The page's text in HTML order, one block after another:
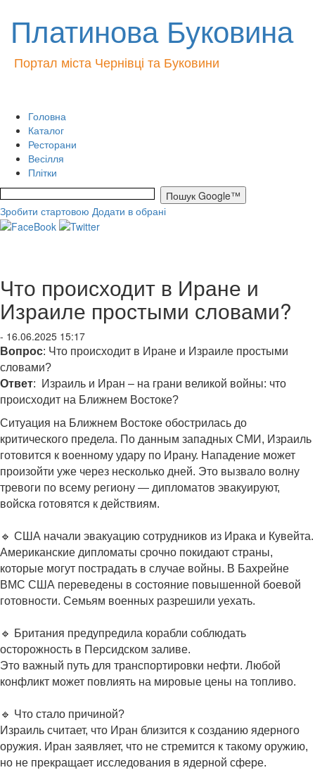
Платинова Буковина
Портал міста Чернівці та Буковини
Головна
Каталог
Ресторани
Весілля
Плітки
Зробити стартовою Додати в обрані
Что происходит в Иране и
Израиле простыми словами?
- 16.06.2025 15:17
Вопрос: Что происходит в Иране и Израиле простыми
словами?
Ответ: Израиль и Иран – на грани великой войны: что
происходит на Ближнем Востоке?
Ситуация на Ближнем Востоке обострилась до
критического предела. По данным западных СМИ, Израиль
готовится к военному удару по Ирану. Нападение может
произойти уже через несколько дней. Это вызвало волну
тревоги по всему региону — дипломатов эвакуируют,
войска готовятся к действиям.
🔹 США начали эвакуацию сотрудников из Ирака и Кувейта.
Американские дипломаты срочно покидают страны,
которые могут пострадать в случае войны. В Бахрейне
ВМС США переведены в состояние повышенной боевой
готовности. Семьям военных разрешили уехать.
🔹 Британия предупредила корабли соблюдать
осторожность в Персидском заливе.
Это важный путь для транспортировки нефти. Любой
конфликт может повлиять на мировые цены на топливо.
🔹 Что стало причиной?
Израиль считает, что Иран близится к созданию ядерного
оружия. Иран заявляет, что не стремится к такому оружию,
но не прекращает исследования в ядерной сфере.